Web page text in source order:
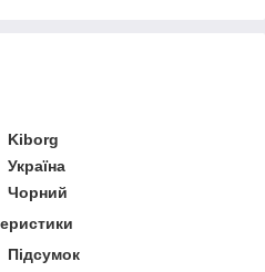
Kiborg
Україна
Чорний
Підсумок